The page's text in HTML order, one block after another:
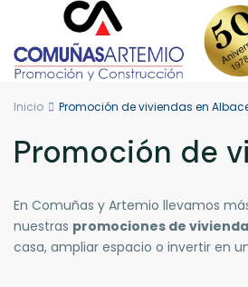
Inicio Promoción de viviendas en
Promoción de
En Comuñas y Artemio llevamos
nuestras promociones de
casa, ampliar espacio o invertir en